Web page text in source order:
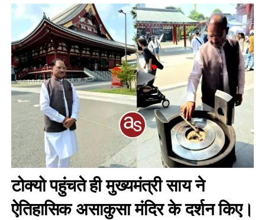
टोक्यो पहुंचते ही मुख्यमंत्री साय ने
ऐतिहासिक असाकुसा मंदिर के दर्शन किए।